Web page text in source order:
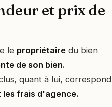
et prix de
le propriétaire du bien
de son bien.
quant à lui, correspond
frais d'agence.